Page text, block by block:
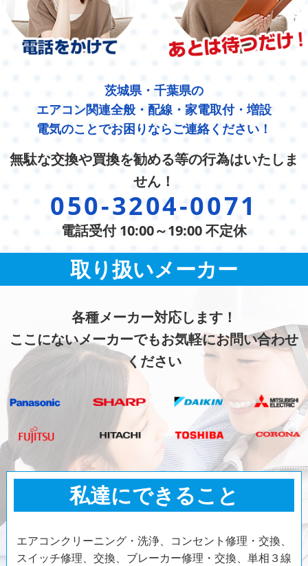
茨城県・千葉県の
エアコン関連全般・配線・家電取付・増設
電気のことでお困りならご連絡ください！
無駄な交換や買換を勧める等の行為はいたしま
せん！
050-3204-0071
電話受付 10:00～19:00 不定休
取り扱いメーカー
各種メーカー対応します！
ここにないメーカーでもお気軽にお問い合わせ
ください
私達にできること
エアコンクリーニング・洗浄、コンセント修理・交換、
スイッチ修理、交換、ブレーカー修理・交換、単相３線